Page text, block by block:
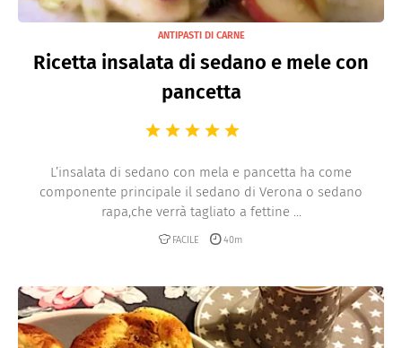
ANTIPASTI DI CARNE
Ricetta insalata di sedano e mele con
pancetta
L’insalata di sedano con mela e pancetta ha come
componente principale il sedano di Verona o sedano
rapa,che verrà tagliato a fettine ...
FACILE 40m